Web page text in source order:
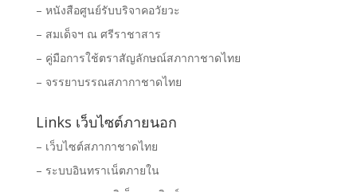
– หนังสือศูนย์รับบริจาคอวัยวะ
– สมเด็จฯ ณ ศรีราชาสาร
– คู่มือการใช้ตราสัญลักษณ์สภากาชาดไทย
– จรรยาบรรณสภากาชาดไทย
Links เว็บไซต์ภายนอก
– เว็บไซต์สภากาชาดไทย
– ระบบอินทราเน็ตภายใน